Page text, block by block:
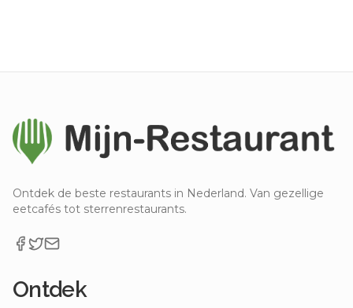
Ontdek de beste restaurants in Nederland. Van gezellige
eetcafés tot sterrenrestaurants.
Ontdek